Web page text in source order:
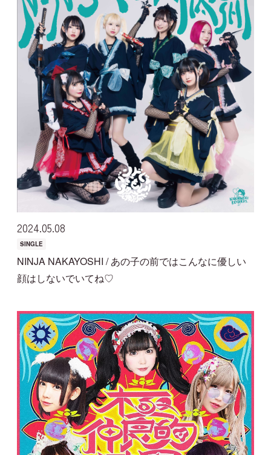
20240508
SINGLE
NINJA NAKAYOSHI / あの子の前ではこんなに優しい
顔はしないでいてね♡